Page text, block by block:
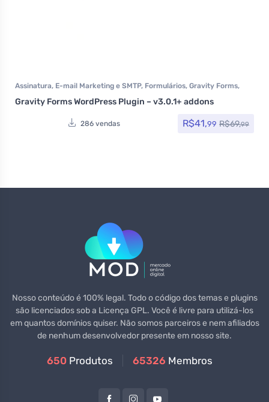
Assinatura, E-mail Marketing e SMTP, Formulários, Gravity Forms,
Plugins
Gravity Forms WordPress Plugin – v3.0.1+ addons
286 vendas R$41,99 R$69,99
Nosso conteúdo é 100% legal. Todo o código dos temas e plugins
são licenciados sob a Licença GPL. Você é livre para utilizá-los
em quantos domínios quiser. Não somos parceiros e nem afiliados
de nenhum desenvolvedor presente em nosso site.
650 Produtos 65326 Membros